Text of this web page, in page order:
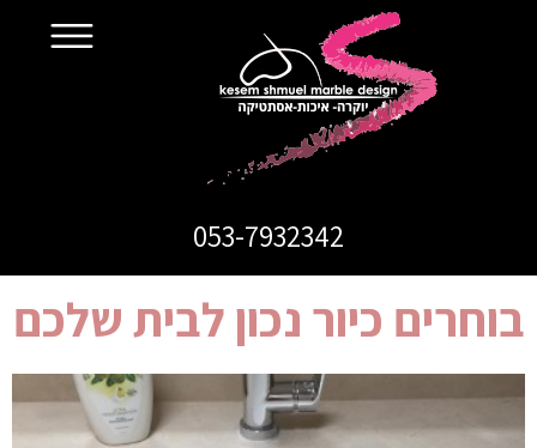
053-7932342
בוחרים כיור נכון לבית שלכם